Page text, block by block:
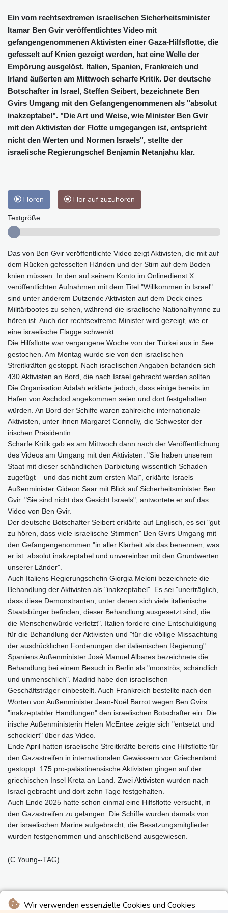
Wir verwenden essenzielle Cookies und Cookies
Ein vom rechtsextremen israelischen Sicherheitsminister
Itamar Ben Gvir veröffentlichtes Video mit
gefangengenommenen Aktivisten einer Gaza-Hilfsflotte, die
gefesselt auf Knien gezeigt werden, hat eine Welle der
Empörung ausgelöst. Italien, Spanien, Frankreich und
Irland äußerten am Mittwoch scharfe Kritik. Der deutsche
Botschafter in Israel, Steffen Seibert, bezeichnete Ben
Gvirs Umgang mit den Gefangengenommenen als "absolut
inakzeptabel". "Die Art und Weise, wie Minister Ben Gvir
mit den Aktivisten der Flotte umgegangen ist, entspricht
nicht den Werten und Normen Israels", stellte der
israelische Regierungschef Benjamin Netanjahu klar.
Hören Hör auf zuzuhören
Textgröße:
Das von Ben Gvir veröffentlichte Video zeigt Aktivisten, die mit auf
dem Rücken gefesselten Händen und der Stirn auf dem Boden
knien müssen. In den auf seinem Konto im Onlinedienst X
veröffentlichten Aufnahmen mit dem Titel "Willkommen in Israel"
sind unter anderem Dutzende Aktivisten auf dem Deck eines
Militärbootes zu sehen, während die israelische Nationalhymne zu
hören ist. Auch der rechtsextreme Minister wird gezeigt, wie er
eine israelische Flagge schwenkt.
Die Hilfsflotte war vergangene Woche von der Türkei aus in See
gestochen. Am Montag wurde sie von den israelischen
Streitkräften gestoppt. Nach israelischen Angaben befanden sich
430 Aktivisten an Bord, die nach Israel gebracht werden sollten.
Die Organisation Adalah erklärte jedoch, dass einige bereits im
Hafen von Aschdod angekommen seien und dort festgehalten
würden. An Bord der Schiffe waren zahlreiche internationale
Aktivisten, unter ihnen Margaret Connolly, die Schwester der
irischen Präsidentin.
Scharfe Kritik gab es am Mittwoch dann nach der Veröffentlichung
des Videos am Umgang mit den Aktivisten. "Sie haben unserem
Staat mit dieser schändlichen Darbietung wissentlich Schaden
zugefügt – und das nicht zum ersten Mal", erklärte Israels
Außenminister Gideon Saar mit Blick auf Sicherheitsminister Ben
Gvir. "Sie sind nicht das Gesicht Israels", antwortete er auf das
Video von Ben Gvir.
Der deutsche Botschafter Seibert erklärte auf Englisch, es sei "gut
zu hören, dass viele israelische Stimmen" Ben Gvirs Umgang mit
den Gefangengenommen "in aller Klarheit als das benennen, was
er ist: absolut inakzeptabel und unvereinbar mit den Grundwerten
unserer Länder".
Auch Italiens Regierungschefin Giorgia Meloni bezeichnete die
Behandlung der Aktivisten als "inakzeptabel". Es sei "unerträglich,
dass diese Demonstranten, unter denen sich viele italienische
Staatsbürger befinden, dieser Behandlung ausgesetzt sind, die
die Menschenwürde verletzt". Italien fordere eine Entschuldigung
für die Behandlung der Aktivisten und "für die völlige Missachtung
der ausdrücklichen Forderungen der italienischen Regierung".
Spaniens Außenminister José Manuel Albares bezeichnete die
Behandlung bei einem Besuch in Berlin als "monströs, schändlich
und unmenschlich". Madrid habe den israelischen
Geschäftsträger einbestellt. Auch Frankreich bestellte nach den
Worten von Außenminister Jean-Noël Barrot wegen Ben Gvirs
"inakzeptabler Handlungen" den israelischen Botschafter ein. Die
irische Außenministerin Helen McEntee zeigte sich "entsetzt und
schockiert" über das Video.
Ende April hatten israelische Streitkräfte bereits eine Hilfsflotte für
den Gazastreifen in internationalen Gewässern vor Griechenland
gestoppt. 175 pro-palästinensische Aktivisten gingen auf der
griechischen Insel Kreta an Land. Zwei Aktivisten wurden nach
Israel gebracht und dort zehn Tage festgehalten.
Auch Ende 2025 hatte schon einmal eine Hilfsflotte versucht, in
den Gazastreifen zu gelangen. Die Schiffe wurden damals von
der israelischen Marine aufgebracht, die Besatzungsmitglieder
wurden festgenommen und anschließend ausgewiesen.
(C.Young--TAG)